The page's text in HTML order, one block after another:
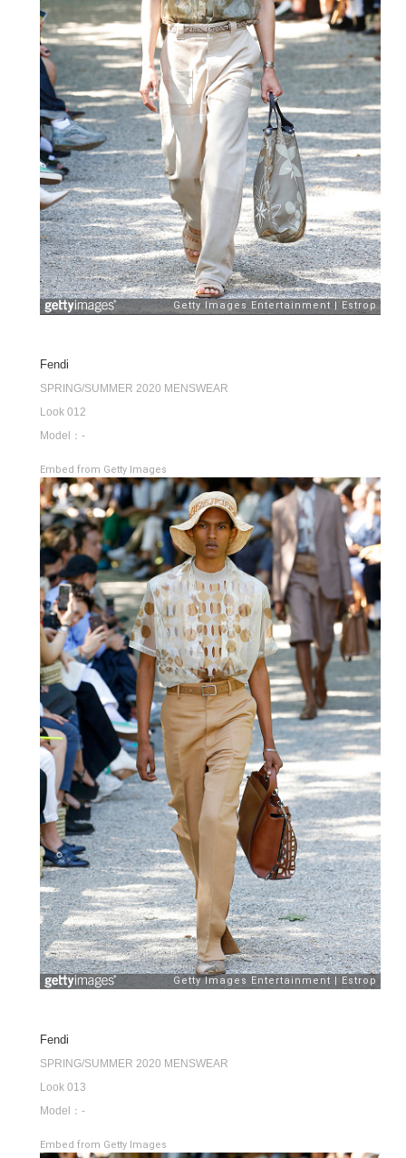
Fendi
SPRING/SUMMER 2020 MENSWEAR
Look 012
Model：-
Embed from Getty Images
Fendi
SPRING/SUMMER 2020 MENSWEAR
Look 013
Model：-
Embed from Getty Images